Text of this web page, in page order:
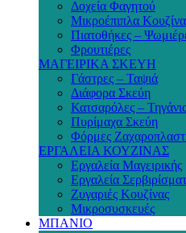
Δοχεία Φαγητού
Μικροέπιπλα
Πιατοθήκες –
Φρουτιέρες
ΜΑΓΕΙΡΙΚΑ ΣΚΕΥΗ
Γάστρες – Ταψιά
Διάφορα Σκεύη
Κατσαρόλες –
Πυρίμαχα Σκεύη
Φόρμες
ΕΡΓΑΛΕΙΑ ΚΟΥΖΙΝΑΣ
Εργαλεία Μαγειρικής
Εργαλεία
Ζυγαριές Κουζίνας
Μικροσυσκευές
ΜΠΑΝΙΟ